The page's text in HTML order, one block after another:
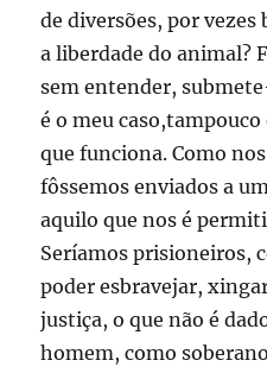
de diversões, por vezes
a liberdade do animal?
sem entender,
é o meu
que funciona. Como
fôssemos enviados a
aquilo que nos é
Seríamos prisioneiros,
poder esbravejar,
justiça, o que não é
homem, como